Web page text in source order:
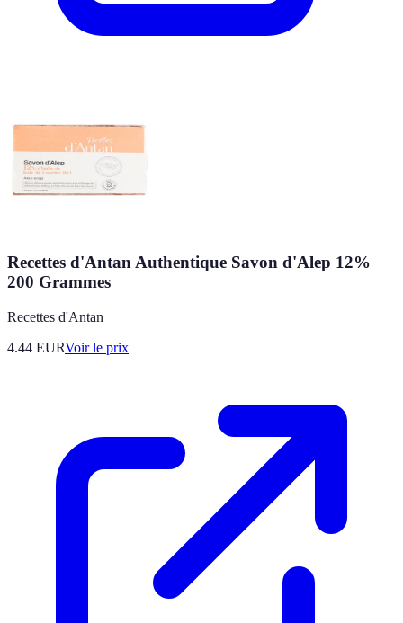
Recettes d'Antan Authentique Savon d'Alep 12%
200 Grammes
Recettes d'Antan
4.44 EURVoir le prix